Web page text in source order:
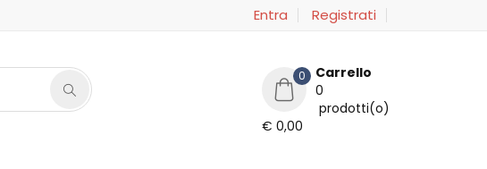
Entra Registrati
0
Carrello
0
prodotti(o)
€ 0,00